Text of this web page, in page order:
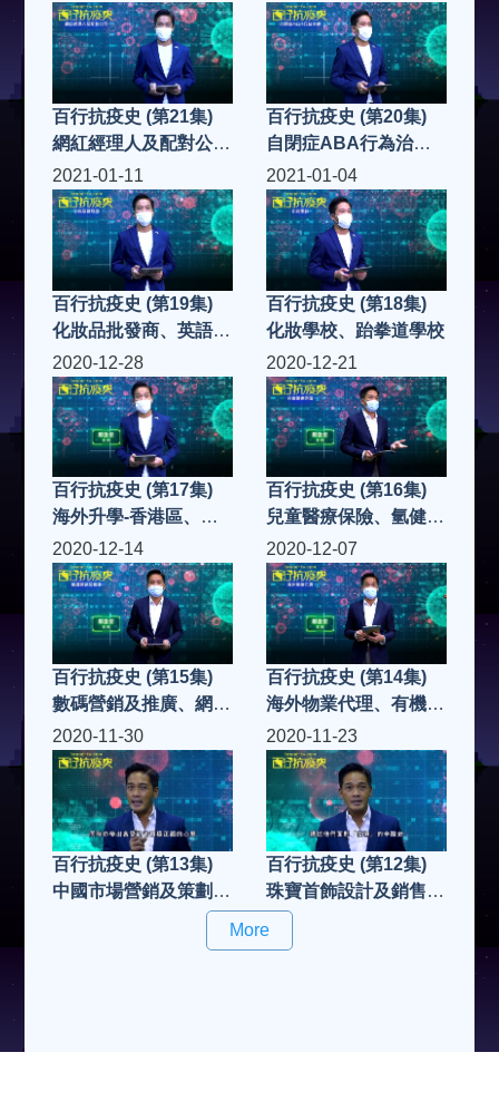
百行抗疫史 (第21集)
網紅經理人及配對公
司、清拆還原
百行抗疫史 (第20集)
自閉症ABA行為治
療、健康產品
2021-01-11
百行抗疫史 (第19集)
化妝品批發商、英語教
育
2021-01-04
百行抗疫史 (第18集)
化妝學校、跆拳道學校
2020-12-28
百行抗疫史 (第17集)
海外升學-香港區、保
險業-財務管理
2020-12-21
百行抗疫史 (第16集)
兒童醫療保險、氫健康
科技
2020-12-14
百行抗疫史 (第15集)
數碼營銷及推廣、網絡
營銷及推廣平台
2020-12-07
百行抗疫史 (第14集)
海外物業代理、有機食
品代理
2020-11-30
百行抗疫史 (第13集)
中國市場營銷及策劃、
住宅及商業裝修工程
2020-11-23
百行抗疫史 (第12集)
珠寶首飾設計及銷售、
餐飲業: 日式鐵板燒料
More